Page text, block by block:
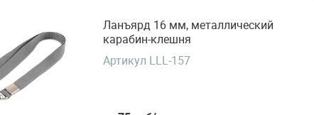
Ланъярд 16 мм, металлический
карабин-клешня
Артикул LLL-157